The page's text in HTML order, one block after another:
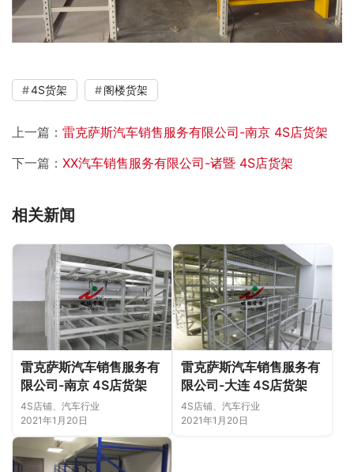
4S货架 阁楼货架
上一篇： 雷克萨斯汽车销售服务有限公司-南京 4S店货架
下一篇： XX汽车销售服务有限公司-诸暨 4S店货架
相关新闻
雷克萨斯汽车销售服务有
限公司-南京 4S店货架
4S店铺、汽车行业
2021年1月20日
雷克萨斯汽车销售服务有
限公司-大连 4S店货架
4S店铺、汽车行业
2021年1月20日